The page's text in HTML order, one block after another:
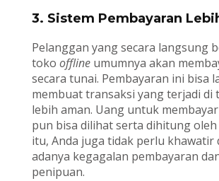
3. Sistem Pembayaran
Pelanggan yang secara langsung
toko offlineumumnya akan
secara tunai. Pembayaran ini bisa
membuat transaksi yang terjadi di
lebih aman. Uang untuk
pun bisa dilihat serta dihitung oleh
itu, Anda juga tidak perlu khawatir
adanya kegagalan pembayaran
penipuan.